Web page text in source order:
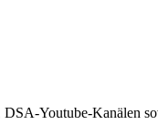
Youtube-Kanälen